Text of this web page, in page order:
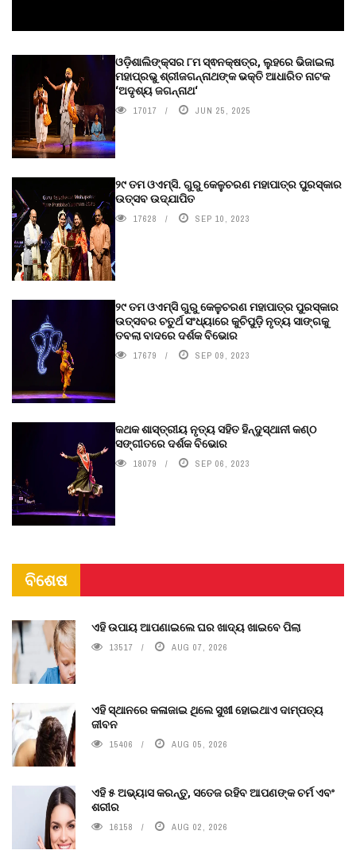
ଓଡ଼ିଶାଲିଙ୍କ୍ସର ୮ମ ସ୍ଵନକ୍ଷତ୍ର, ଲୁହରେ ଭିଜାଇଲା
ମହାପ୍ରଭୁ ଶ୍ରୀଜଗନ୍ନାଥଙ୍କ ଭକ୍ତି ଆଧାରିତ ନାଟକ
‘ଅଦୃଶ୍ୟ ଜଗନ୍ନାଥ‘
17017 JUN 25, 2025
୨୯ ତମ ଓଏମ୍‌ସି. ଗୁରୁ କେଳୁଚରଣ ମହାପାତ୍ର ପୁରସ୍କାର
ଉତ୍ସବ ଉଦ୍‍ଯାପିତ
17628 SEP 10, 2023
୨୯ ତମ ଓଏମ୍‌ସି ଗୁରୁ କେଳୁଚରଣ ମହାପାତ୍ର ପୁରସ୍କାର
ଉତ୍ସବର ଚତୁର୍ଥ ସଂଧ୍ୟାରେ କୁଚିପୁଡ଼ି ନୃତ୍ୟ ସାଙ୍ଗକୁ
ତବଲା ବାଦରେ ଦର୍ଶକ ବିଭୋର
17679 SEP 09, 2023
କଥକ ଶାସ୍ତ୍ରୀୟ ନୃତ୍ୟ ସହିତ ହିନ୍ଦୁସ୍ଥାନୀ କଣ୍ଠ
ସଙ୍ଗୀତରେ ଦର୍ଶକ ବିଭୋର
18079 SEP 06, 2023
ବିଶେଷ
ଏହି ଉପାୟ ଆପଣାଇଲେ ଘର ଖାଦ୍ୟ ଖାଇବେ ପିଲା
13517 AUG 07, 2026
ଏହି ସ୍ଥାନରେ କଳାଜାଇ ଥିଲେ ସୁଖୀ ହୋଇଥାଏ ଦାମ୍ପତ୍ୟ
ଜୀବନ
15406 AUG 05, 2026
ଏହି ୫ ଅଭ୍ୟାସ କରନ୍ତୁ, ସତେଜ ରହିବ ଆପଣଙ୍କ ଚର୍ମ ଏବଂ
ଶରୀର
16158 AUG 02, 2026